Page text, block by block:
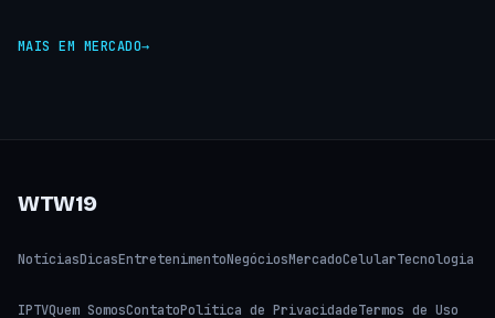
MAIS EM MERCADO
WTW19
NotíciasDicasEntretenimentoNegóciosMercadoCelularTecnologia
IPTVQuem SomosContatoPolítica de PrivacidadeTermos de Uso